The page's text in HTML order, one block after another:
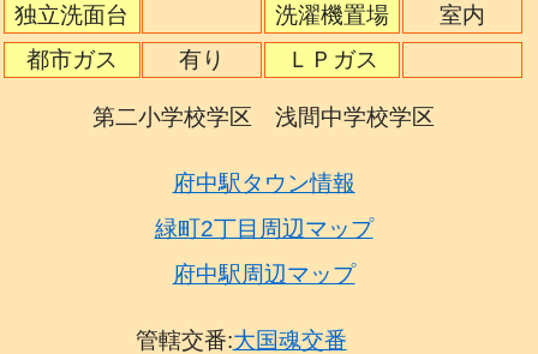
独立洗面台
洗濯機置場
室内
都市ガス
有り ＬＰガス
第二小学校学区 浅間中学校学区
府中駅タウン情報
緑町2丁目周辺マップ
府中駅周辺マップ
管轄交番:大国魂交番